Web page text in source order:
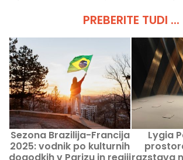
PREBERITE TUDI ...
Sezona Brazilija-Francija
2025: vodnik po kulturnih
dogodkih v Parizu in regiji
Lygia
razstava